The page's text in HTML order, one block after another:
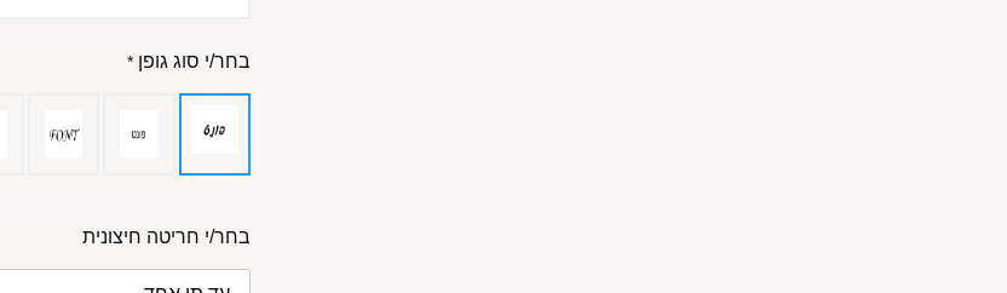
בחר/י סוג גופן *
בחר/י חריטה חיצונית